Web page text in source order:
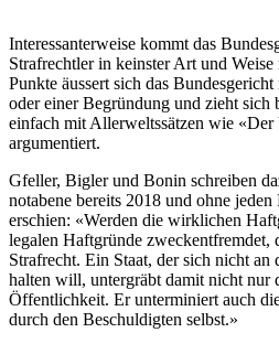
Interessanterweise kommt das
Strafrechtler in keinster Art und
Punkte äussert sich das
oder einer Begründung und zieht sich
einfach mit Allerweltssätzen wie «Der
argumentiert.
Gfeller, Bigler und Bonin schreiben
notabene bereits 2018 und ohne
erschien: «Werden die wirklichen
legalen Haftgründe zweckentfremdet,
Strafrecht. Ein Staat, der sich nicht an
halten will, untergräbt damit nicht nur
Öffentlichkeit. Er unterminiert auch
durch den Beschuldigten selbst.»